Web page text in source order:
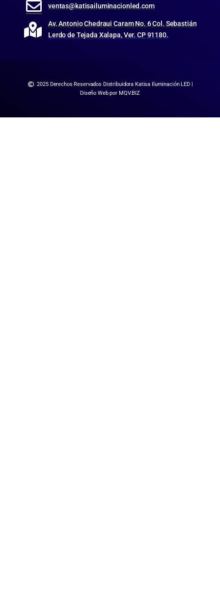
ventas@katisailuminacionled.com
Av. Antonio Chedraui Caram No. 6 Col. Sebastián
Lerdo de Tejada Xalapa, Ver. CP 91180.
2025 Derechos Reservados Distribuidora Katisa Iluminación LED |
Diseño Web por MQV.BIZ